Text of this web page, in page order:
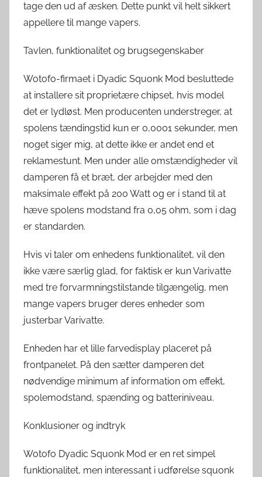
tage den ud af æsken. Dette punkt vil helt sikkert
appellere til mange vapers.
Tavlen, funktionalitet og brugsegenskaber
Wotofo-firmaet i Dyadic Squonk Mod besluttede
at installere sit proprietære chipset, hvis model
det er lydløst. Men producenten understreger, at
spolens tændingstid kun er 0,0001 sekunder, men
noget siger mig, at dette ikke er andet end et
reklamestunt. Men under alle omstændigheder vil
damperen få et bræt, der arbejder med den
maksimale effekt på 200 Watt og er i stand til at
hæve spolens modstand fra 0,05 ohm, som i dag
er standarden.
Hvis vi taler om enhedens funktionalitet, vil den
ikke være særlig glad, for faktisk er kun Varivatte
med tre forvarmningstilstande tilgængelig, men
mange vapers bruger deres enheder som
justerbar Varivatte.
Enheden har et lille farvedisplay placeret på
frontpanelet. På den sætter damperen det
nødvendige minimum af information om effekt,
spolemodstand, spænding og batteriniveau.
Konklusioner og indtryk
Wotofo Dyadic Squonk Mod er en ret simpel
funktionalitet, men interessant i udførelse squonk